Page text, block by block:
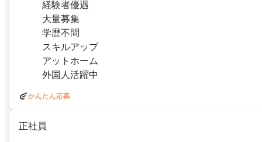
経験者優遇
大量募集
学歴不問
スキルアップ
アットホーム
外国人活躍中
かんたん応募
正社員